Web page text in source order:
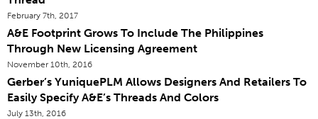
Certifications
Sites Dans Le Monde
Produits & Marques
Vue D'ensemble
Fil À Coudre Industrielle
February 7th, 2017
A&E Footprint Grows To Include The Philippines
Through New Licensing Agreement
November 10th, 2016
Gerber’s YuniquePLM Allows Designers And Retailers To
Easily Specify A&E’s Threads And Colors
July 13th, 2016